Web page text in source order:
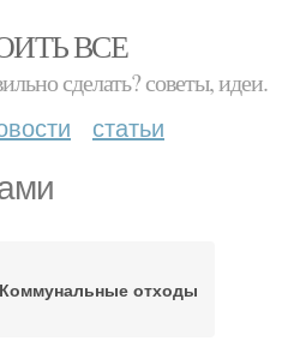
ВСЕ
сделать? советы, идеи.
статьи
Коммунальные отходы